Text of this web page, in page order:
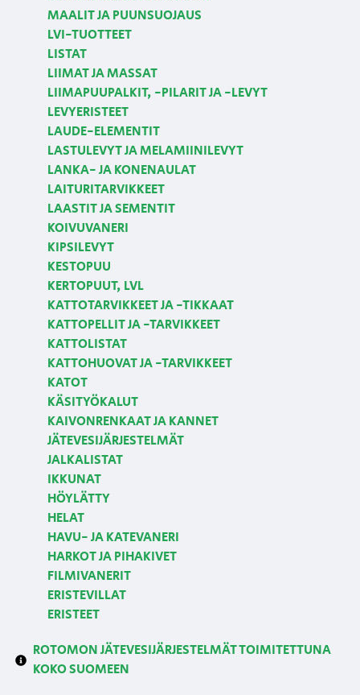
MAALIT JA PUUNSUOJAUS
LVI-TUOTTEET
LISTAT
LIIMAT JA MASSAT
LIIMAPUUPALKIT, -PILARIT JA -LEVYT
LEVYERISTEET
LAUDE-ELEMENTIT
LASTULEVYT JA MELAMIINILEVYT
LANKA- JA KONENAULAT
LAITURITARVIKKEET
LAASTIT JA SEMENTIT
KOIVUVANERI
KIPSILEVYT
KESTOPUU
KERTOPUUT, LVL
KATTOTARVIKKEET JA -TIKKAAT
KATTOPELLIT JA -TARVIKKEET
KATTOLISTAT
KATTOHUOVAT JA -TARVIKKEET
KATOT
KÄSITYÖKALUT
KAIVONRENKAAT JA KANNET
JÄTEVESIJÄRJESTELMÄT
JALKALISTAT
IKKUNAT
HÖYLÄTTY
HELAT
HAVU- JA KATEVANERI
HARKOT JA PIHAKIVET
FILMIVANERIT
ERISTEVILLAT
ERISTEET
ROTOMON JÄTEVESIJÄRJESTELMÄT TOIMITETTUNA
KOKO SUOMEEN